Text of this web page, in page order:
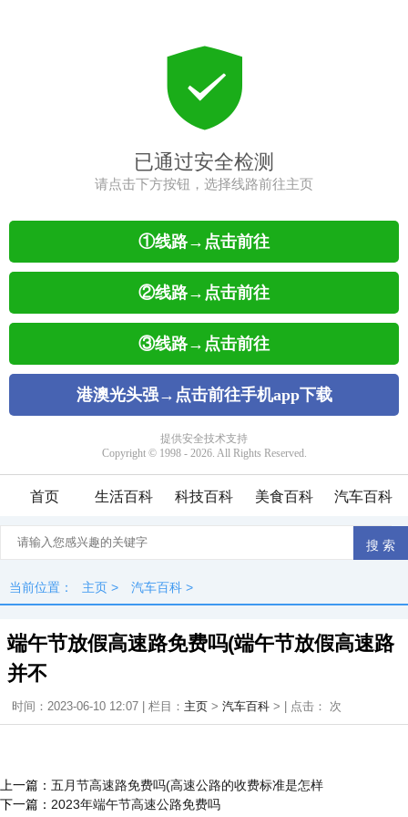
首页 生活百科 科技百科 美食百科 汽车百科
当前位置： 主页 > 汽车百科 >
端午节放假高速路免费吗(端午节放假高速路
并不
时间：2023-06-10 12:07 | 栏目： 主页 > 汽车百科 > | 点击： 次
上一篇： 五月节高速路免费吗(高速公路的收费标准是怎样
下一篇： 2023年端午节高速公路免费吗